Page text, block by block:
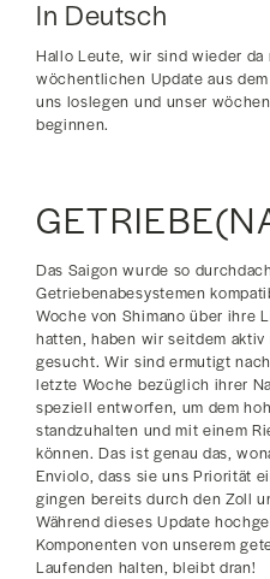
In Deutsch
Hallo Leute, wir sind wieder
wöchentlichen Update aus
uns loslegen und unser
beginnen.
Das Saigon wurde so
Getriebenabesystemen
Woche von Shimano über ihre
hatten, haben wir seitdem
gesucht. Wir sind ermutigt
letzte Woche bezüglich ihrer
speziell entworfen, um dem
standzuhalten und mit einem
können. Das ist genau das,
Enviolo, dass sie uns Priorität
gingen bereits durch den Zoll
Während dieses Update
Komponenten von unserem
Laufenden halten, bleibt dran!